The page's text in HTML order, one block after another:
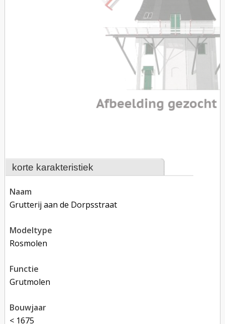
korte karakteristiek
naam
Grutterij aan de Dorpsstraat
modeltype
rosmolen
functie
grutmolen
bouwjaar
< 1675